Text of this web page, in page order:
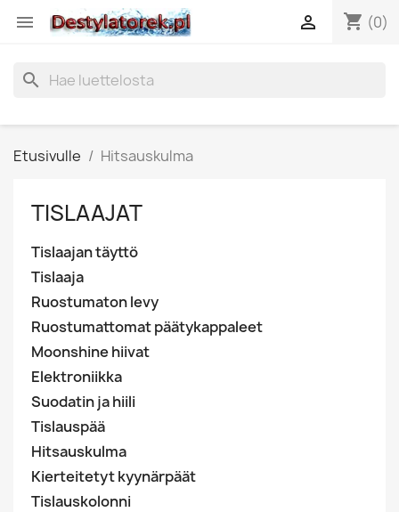
 shopping_cart (0)

search
Etusivulle Hitsauskulma
TISLAAJAT
Tislaajan täyttö
Tislaaja
Ruostumaton levy
Ruostumattomat päätykappaleet
Moonshine hiivat
Elektroniikka
Suodatin ja hiili
Tislauspää
Hitsauskulma
Kierteitetyt kyynärpäät
Tislauskolonni